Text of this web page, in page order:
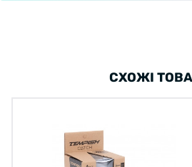
СХОЖІ